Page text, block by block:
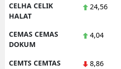
CELHA CELIK
HALAT
24,56
CEMAS CEMAS
DOKUM
4,04
CEMTS CEMTAS 8,86